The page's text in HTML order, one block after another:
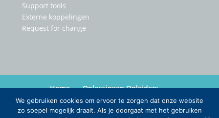
Support tools
Externe koppelingen
Request for change
Home
Oplossingen Opleiders
Oplossingen Ketenpartners
Nieuws
Over
Contact
We gebruiken cookies om ervoor te zorgen dat onze website
zo soepel mogelijk draait. Als je doorgaat met het gebruiken